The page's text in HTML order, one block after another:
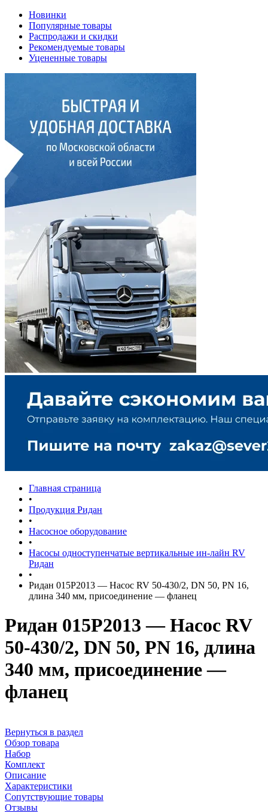
Новинки
Популярные товары
Распродажи и скидки
Рекомендуемые товары
Уцененные товары
Главная страница
•
Продукция Ридан
•
Насосное оборудование
•
Насосы одноступенчатые вертикальные ин-лайн RV
Ридан
•
Ридан 015P2013 — Насос RV 50-430/2, DN 50, PN 16,
длина 340 мм, присоединение — фланец
Ридан 015P2013 — Насос RV
50-430/2, DN 50, PN 16, длина
340 мм, присоединение —
фланец
Вернуться в раздел
Обзор товара
Набор
Комплект
Описание
Характеристики
Сопутствующие товары
Отзывы